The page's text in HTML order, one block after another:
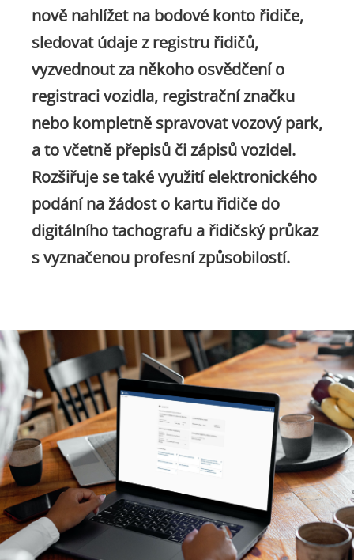
nově nahlížet na bodové konto řidiče,
sledovat údaje z registru řidičů,
vyzvednout za někoho osvědčení o
registraci vozidla, registrační značku
nebo kompletně spravovat vozový park,
a to včetně přepisů či zápisů vozidel.
Rozšiřuje se také využití elektronického
podání na žádost o kartu řidiče do
digitálního tachografu a řidičský průkaz
s vyznačenou profesní způsobilostí.